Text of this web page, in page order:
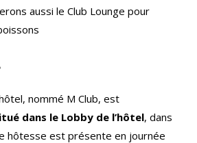
aussi le Club Lounge pour
nommé M Club, est
dans le Lobby de l’hôtel, dans
hôtesse est présente en journée